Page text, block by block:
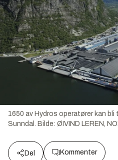
1650 av Hydros operatører kan
Sunndal.
Bilde: ØIVIND LEREN,
Del Kommenter